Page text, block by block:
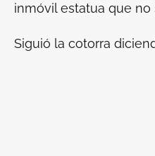
inmóvil estatua que no
Siguió la cotorra